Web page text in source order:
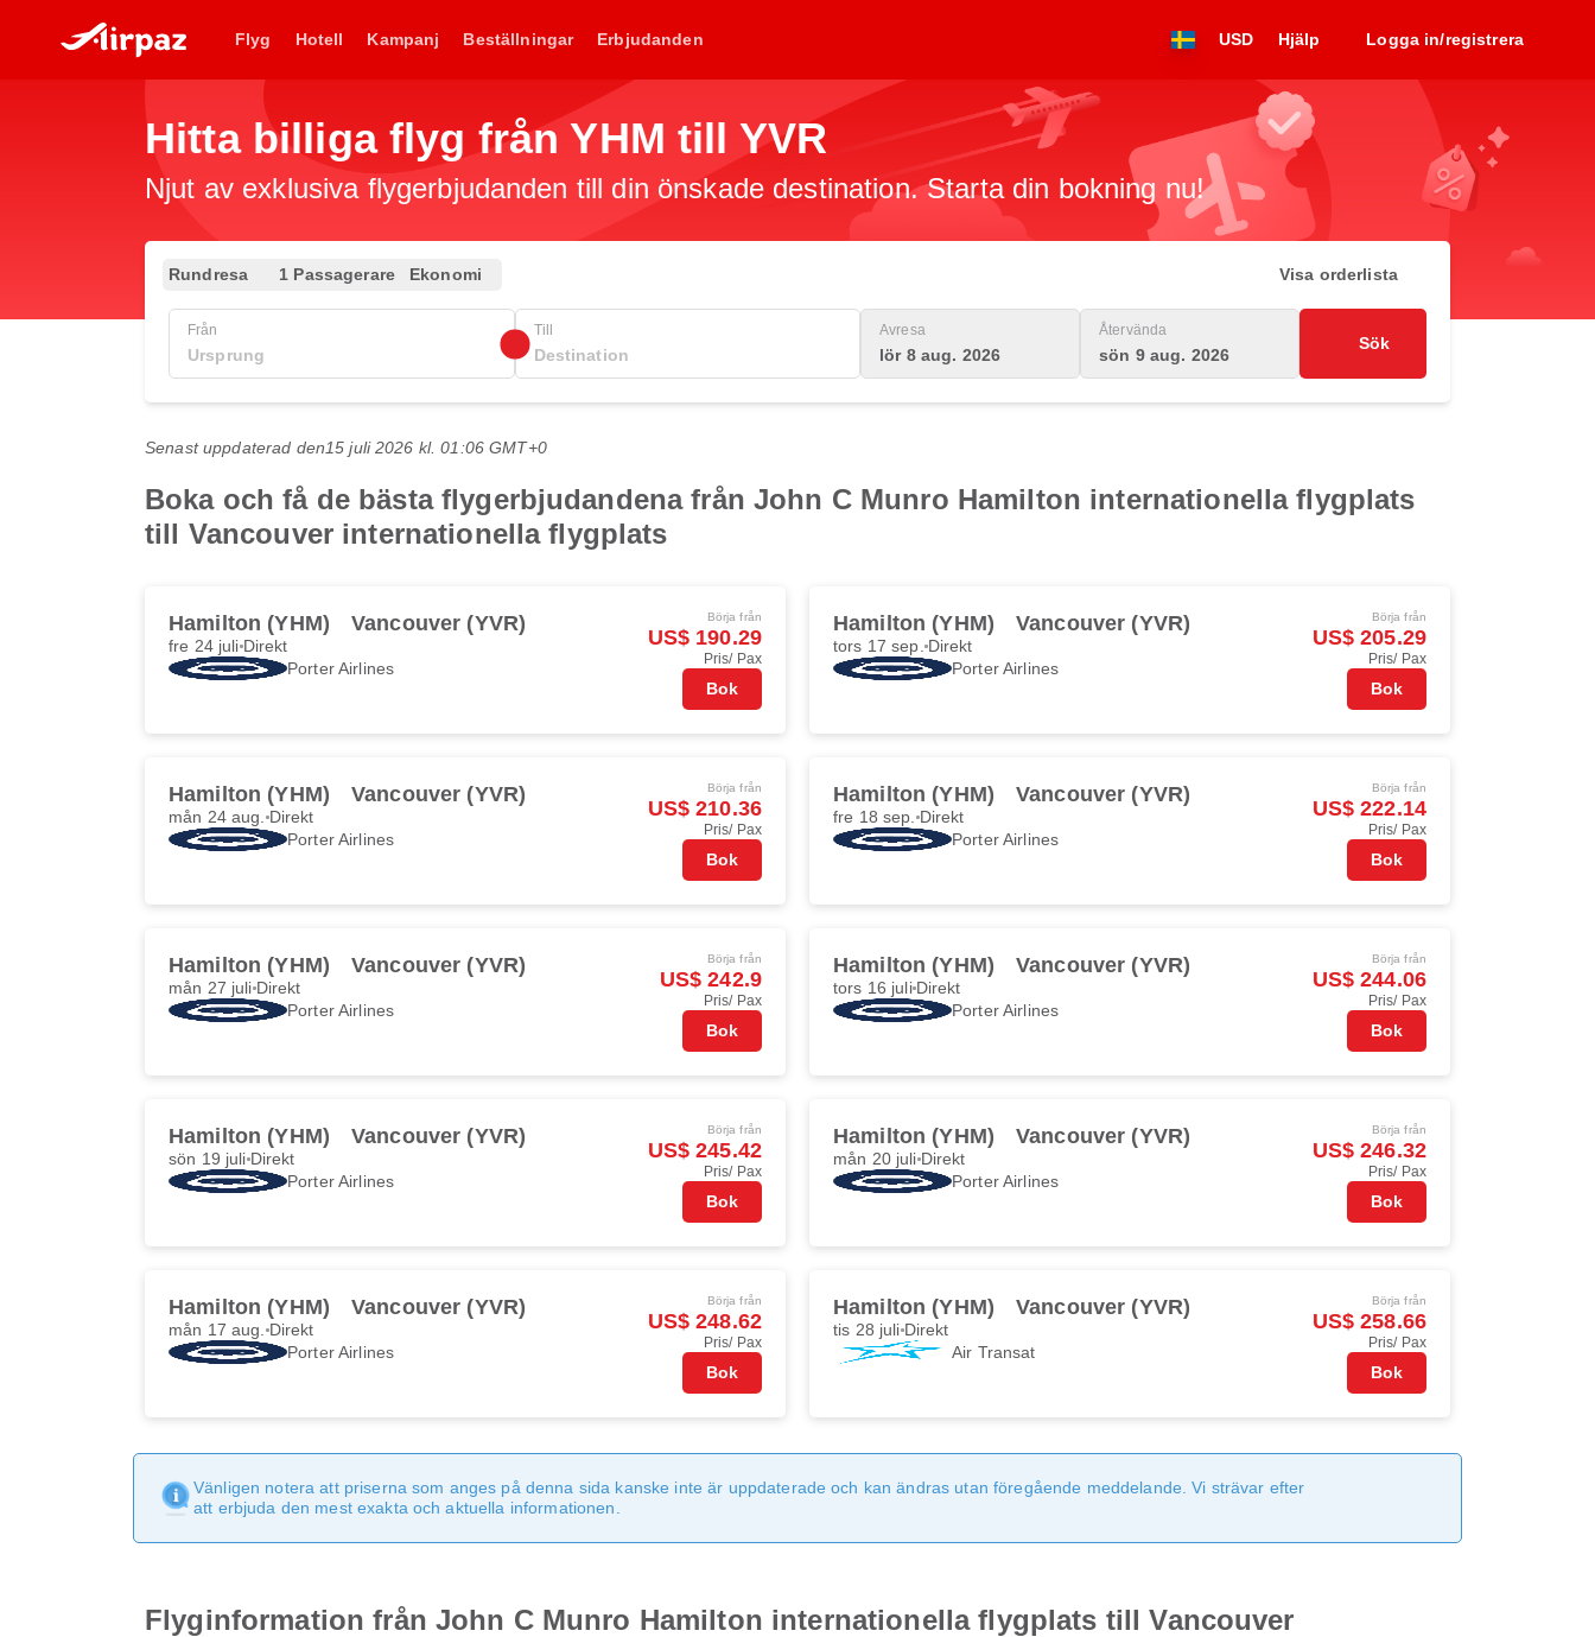
Flyg Hotell Kampanj Beställningar Erbjudanden USD Hjälp Logga in/registrera
Hitta billiga flyg från YHM till YVR
Njut av exklusiva flygerbjudanden till din önskade destination. Starta din bokning nu!
Rundresa 1 Passagerare Ekonomi Visa orderlista
Från Till Avresa
lör 8 aug. 2026
Återvända
sön 9 aug. 2026
Sök
Senast uppdaterad den15 juli 2026 kl. 01:06 GMT+0
Boka och få de bästa flygerbjudandena från John C Munro Hamilton internationella flygplats
till Vancouver internationella flygplats
Hamilton (YHM) Vancouver (YVR)
fre 24 juli Direkt
Porter Airlines
Börja från
US$ 190.29
Pris/ Pax
Bok
Hamilton (YHM) Vancouver (YVR)
tors 17 sep. Direkt
Porter Airlines
Börja från
US$ 205.29
Pris/ Pax
Bok
Hamilton (YHM) Vancouver (YVR)
mån 24 aug. Direkt
Porter Airlines
Börja från
US$ 210.36
Pris/ Pax
Bok
Hamilton (YHM) Vancouver (YVR)
fre 18 sep. Direkt
Porter Airlines
Börja från
US$ 222.14
Pris/ Pax
Bok
Hamilton (YHM) Vancouver (YVR)
mån 27 juli Direkt
Porter Airlines
Börja från
US$ 242.9
Pris/ Pax
Bok
Hamilton (YHM) Vancouver (YVR)
tors 16 juliDirekt
Porter Airlines
Börja från
US$ 244.06
Pris/ Pax
Bok
Hamilton (YHM) Vancouver (YVR)
sön 19 juli Direkt
Porter Airlines
Börja från
US$ 245.42
Pris/ Pax
Bok
Hamilton (YHM) Vancouver (YVR)
mån 20 juli Direkt
Porter Airlines
Börja från
US$ 246.32
Pris/ Pax
Bok
Hamilton (YHM) Vancouver (YVR)
mån 17 aug. Direkt
Porter Airlines
Börja från
US$ 248.62
Pris/ Pax
Bok
Hamilton (YHM) Vancouver (YVR)
tis 28 juli Direkt
Air Transat
Börja från
US$ 258.66
Pris/ Pax
Bok
Vänligen notera att priserna som anges på denna sida kanske inte är uppdaterade och kan ändras utan föregående meddelande. Vi strävar efter
att erbjuda den mest exakta och aktuella informationen.
Flyginformation från John C Munro Hamilton internationella flygplats till Vancouver